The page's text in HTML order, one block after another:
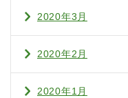
2020年3月
2020年2月
2020年1月